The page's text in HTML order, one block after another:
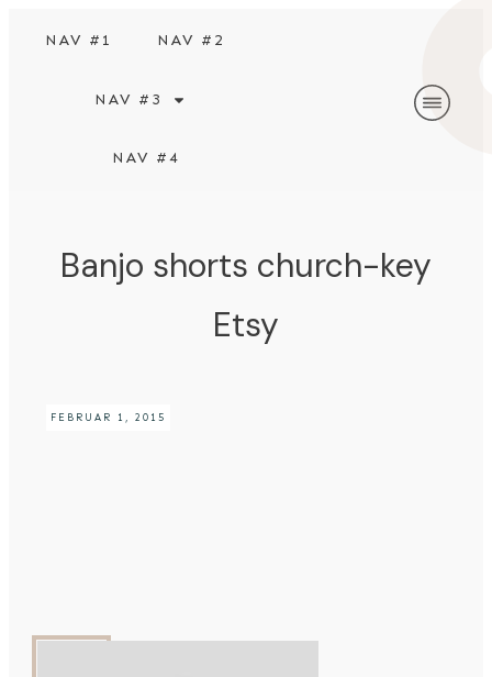
NAV #1 NAV #2
NAV #3
NAV #4
Banjo shorts church-key
Etsy
FEBRUAR 1, 2015